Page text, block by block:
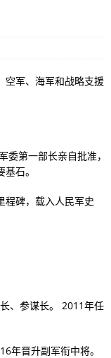
空军、海军和战略支援
第一部长亲自批准，
石。
程碑，载入人民军史
、参谋长。 2011年任
年晋升副军衔中将。